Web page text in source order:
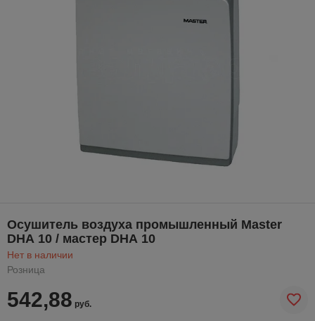
Осушитель воздуха промышленный Master
DHА 10 / мастер DHА 10
Нет в наличии
Розница
542,88 руб.